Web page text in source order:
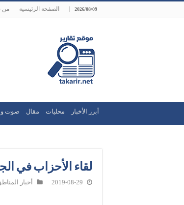
2026/08/09 الصفحة الرئيسية من
أبرز الأخبار محليات مقال صوت
لقاء الأحزاب في
2019-08-29 أخبار